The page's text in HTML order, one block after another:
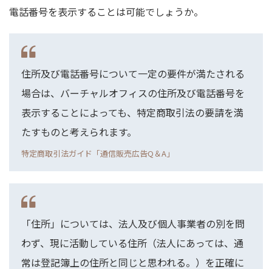
電話番号を表示することは可能でしょうか。
住所及び電話番号について一定の要件が満たされる
場合は、バーチャルオフィスの住所及び電話番号を
表示することによっても、特定商取引法の要請を満
たすものと考えられます。
特定商取引法ガイド「通信販売広告Q＆A」
「住所」については、法人及び個人事業者の別を問
わず、現に活動している住所（法人にあっては、通
常は登記簿上の住所と同じと思われる。）を正確に